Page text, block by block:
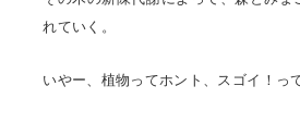
れていく。
いやー、植物ってホント、スゴイ！っ